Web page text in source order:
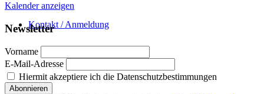
Kontakt / Anmeldung
Kalender anzeigen
Newsletter
Vorname
E-Mail-Adresse
Hiermit akzeptiere ich die Datenschutzbestimmungen